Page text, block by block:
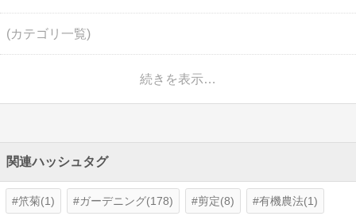
(カテゴリ一覧)
続きを表示…
関連ハッシュタグ
笊菊(1) ガーデニング(178) 剪定(8) 有機農法(1)